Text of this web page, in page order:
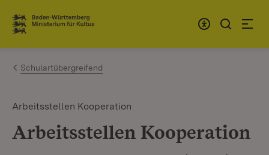
Zum Inhalt springen
Link zur Startseite
Schulartübergreifend
Arbeitsstellen Kooperation
Arbeitsstellen Kooperation